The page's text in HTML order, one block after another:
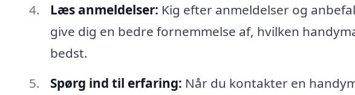
Læs anmeldelser: Kig efter anmeldelser og
give dig en bedre fornemmelse af, hvilken
bedst.
Spørg ind til erfaring: Når du kontakter en